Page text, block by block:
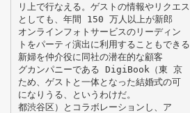
リ上で行なえる。ゲストの情報やリクエス
としても、年間 150 万人以上が新郎
オンラインフォトサービスのリーディン
トをパーティ演出に利用することもできる
新婦を仲介役に同社の潜在的な顧客
グカンパニーである DigiBook（東 京
ため、ゲストと一体となった結婚式の可
になりうる、というわけだ。
都渋谷区）とコラボレーションし、ア